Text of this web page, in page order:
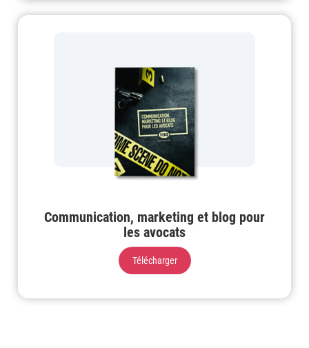
Communication, marketing et blog pour
les avocats
Télécharger